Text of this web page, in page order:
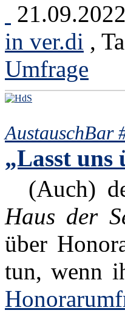
in ver.di ,
Umfrage
AustauschBar
„Lasst uns
(Auch)
Haus der
über
tun, wenn